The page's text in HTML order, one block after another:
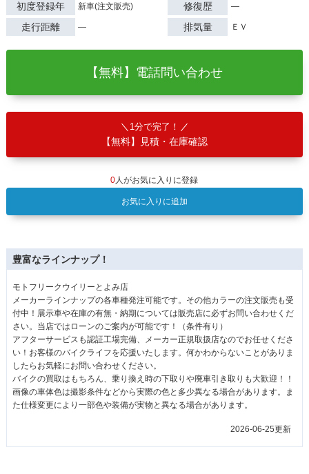
初度登録年 新車(注文販売) 修復歴 ―
走行距離 ― 排気量 ＥＶ
【無料】電話問い合わせ
1分で完了！
【無料】見積・在庫確認
0人がお気に入りに登録
お気に入りに追加
豊富なラインナップ！
モトフリークウイリーとよみ店
メーカーラインナップの各車種発注可能です。その他カラーの注文販売も受
付中！展示車や在庫の有無・納期については販売店に必ずお問い合わせくだ
さい。当店ではローンのご案内が可能です！（条件有り）
アフターサービスも認証工場完備、メーカー正規取扱店なのでお任せくださ
い！お客様のバイクライフを応援いたします。何かわからないことがありま
したらお気軽にお問い合わせください。
バイクの買取はもちろん、乗り換え時の下取りや廃車引き取りも大歓迎！！
画像の車体色は撮影条件などから実際の色と多少異なる場合があります。ま
た仕様変更により一部色や装備が実物と異なる場合があります。
2026-06-25更新